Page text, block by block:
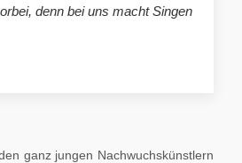
denn bei uns macht Singen
ganz jungen Nachwuchskünstlern